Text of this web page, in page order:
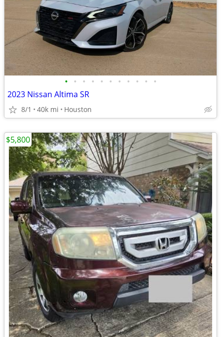
• • • • • • • • • • •
2023 Nissan Altima SR
8/1 40k mi Houston
$5,800